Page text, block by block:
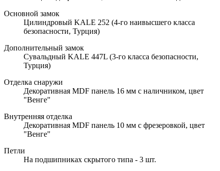
Основной замок
Цилиндровый KALE 252 (4-го наивысшего класса
безопасности, Турция)
Дополнительный замок
Сувальдный KALE 447L (3-го класса безопасности,
Турция)
Отделка снаружи
Декоративная MDF панель 16 мм с наличником, цвет
"Венге"
Внутренняя отделка
Декоративная MDF панель 10 мм с фрезеровкой, цвет
"Венге"
Петли
На подшипниках скрытого типа - 3 шт.